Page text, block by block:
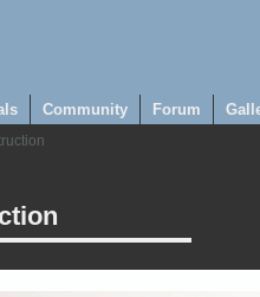
Community Forum